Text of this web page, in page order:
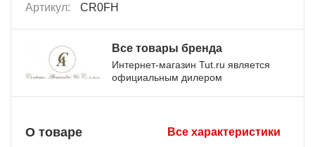
Артикул: CR0FH
Все товары бренда
Интернет-магазин Tut.ru является
официальным дилером
О товаре Все характеристики